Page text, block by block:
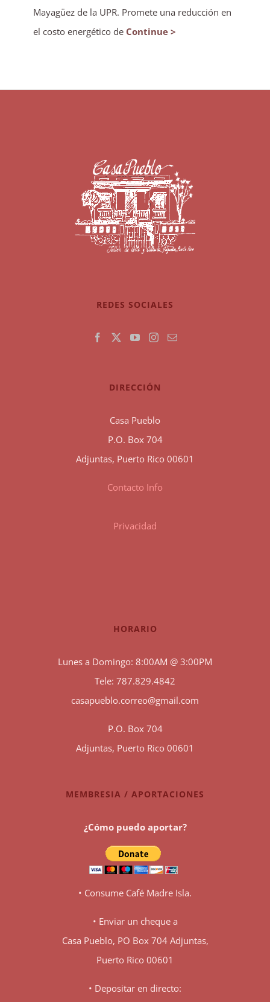
Mayagüez de la UPR. Promete una reducción en
el costo energético de Continue >
REDES SOCIALES
DIRECCIÓN
Casa Pueblo
P.O. Box 704
Adjuntas, Puerto Rico 00601
Contacto Info
Privacidad
HORARIO
Lunes a Domingo: 8:00AM @ 3:00PM
Tele: 787.829.4842
casapueblo.correo@gmail.com
P.O. Box 704
Adjuntas, Puerto Rico 00601
MEMBRESIA / APORTACIONES
¿Cómo puedo aportar?
• Consume Café Madre Isla.
• Enviar un cheque a
Casa Pueblo, PO Box 704 Adjuntas,
Puerto Rico 00601
• Depositar en directo: